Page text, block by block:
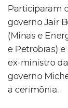
Participaram
governo Jair
(Minas e
e Petrobras)
ex-ministro
governo
a cerimônia.